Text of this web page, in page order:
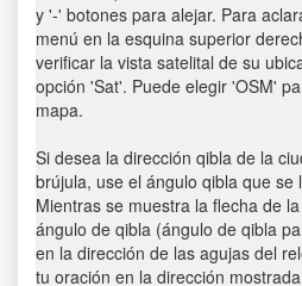
y '-' botones para alejar. Para
menú en la esquina superior
verificar la vista satelital de su
opción 'Sat'. Puede elegir 'OSM'
mapa.
Si desea la dirección qibla de la
brújula, use el ángulo qibla que se
Mientras se muestra la flecha de
ángulo de qibla (ángulo de qibla
en la dirección de las agujas del
tu oración en la dirección